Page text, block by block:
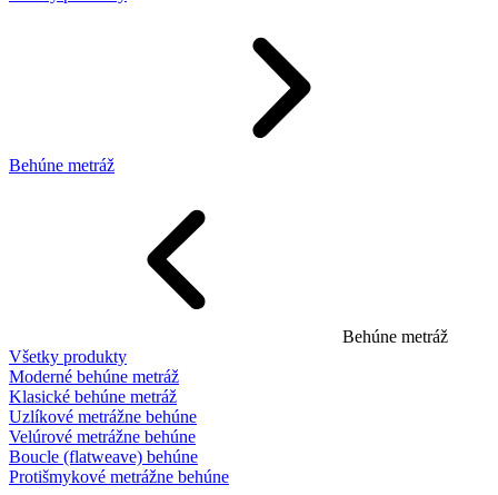
Behúne metráž
Behúne metráž
Všetky produkty
Moderné behúne metráž
Klasické behúne metráž
Uzlíkové metrážne behúne
Velúrové metrážne behúne
Boucle (flatweave) behúne
Protišmykové metrážne behúne